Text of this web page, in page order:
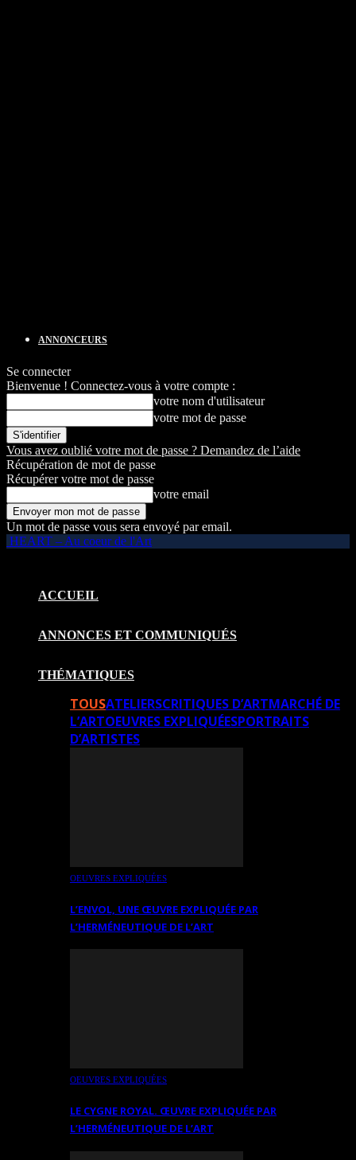
ANNONCEURS
Se connecter
Bienvenue ! Connectez-vous à votre compte :
votre nom d'utilisateur
votre mot de passe
Vous avez oublié votre mot de passe ? Demandez de l’aide
Récupération de mot de passe
Récupérer votre mot de passe
votre email
Un mot de passe vous sera envoyé par email.
HEART – Au coeur de l'Art
ACCUEIL
ANNONCES ET COMMUNIQUÉS
THÉMATIQUES
TOUSATELIERSCRITIQUES D’ARTMARCHÉ DE
L’ARTOEUVRES EXPLIQUÉESPORTRAITS
D’ARTISTES
OEUVRES EXPLIQUÉES
L’ENVOL, UNE ŒUVRE EXPLIQUÉE PAR
L’HERMÉNEUTIQUE DE L’ART
OEUVRES EXPLIQUÉES
LE CYGNE ROYAL. ŒUVRE EXPLIQUÉE PAR
L’HERMÉNEUTIQUE DE L’ART